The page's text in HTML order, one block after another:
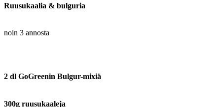
Ruusukaalia & bulguria
noin 3 annosta
2 dl GoGreenin Bulgur-mixiä
300g ruusukaaleja